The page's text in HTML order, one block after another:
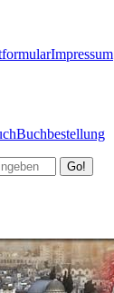
Impressum
Buchbestellung